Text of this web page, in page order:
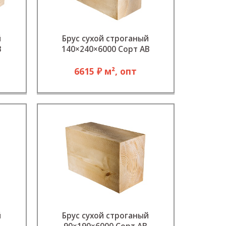
Брус сухой строганый
140×240×6000 Сорт АВ
6615 ₽ м², опт
Брус сухой строганый